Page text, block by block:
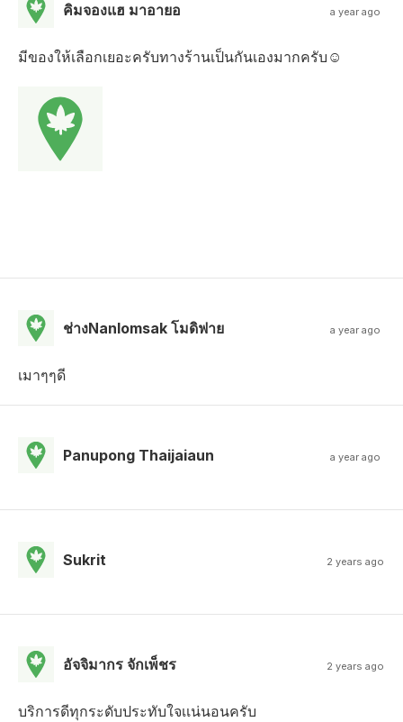
คิมจองแฮ มาอายอ a year ago
มีของให้เลือกเยอะครับทางร้านเป็นกันเองมากครับ☺️
ช่างNanlomsak โมดิฟาย a year ago
เมาๆๆดี
Panupong Thaijaiaun a year ago
Sukrit 2 years ago
อัจจิมากร จักเพ็ชร 2 years ago
บริการดีทุกระดับประทับใจเเน่นอนครับ